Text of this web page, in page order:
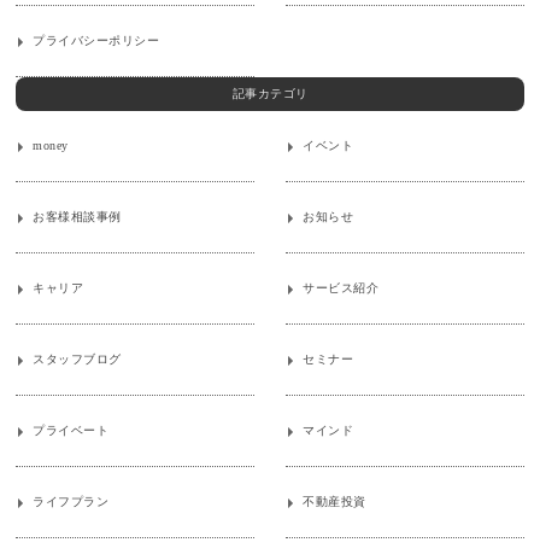
プライバシーポリシー
記事カテゴリ
money イベント
お客様相談事例 お知らせ
キャリア サービス紹介
スタッフブログ セミナー
プライベート マインド
ライフプラン 不動産投資